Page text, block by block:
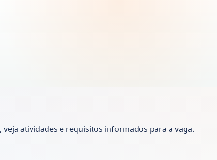
atividades e requisitos informados para a vaga.